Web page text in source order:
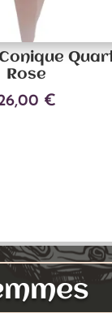
Rose
€